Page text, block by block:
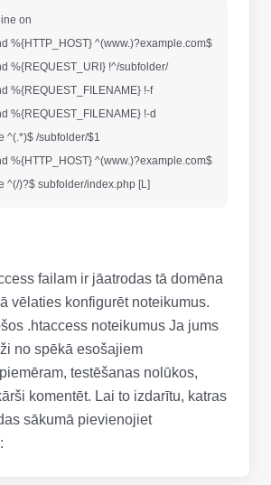
on
%{HTTP_HOST} ^(www.)?example.com$
%{REQUEST_URI} !^/subfolder/
%{REQUEST_FILENAME} !-f
%{REQUEST_FILENAME} !-d
^(.*)$ /subfolder/$1
%{HTTP_HOST} ^(www.)?example.com$
failam ir jāatrodas tā domēna
vēlaties konfigurēt noteikumus.
.htaccess noteikumus Ja jums
no spēkā esošajiem
testēšanas nolūkos,
komentēt. Lai to izdarītu, katras
sākumā pievienojiet